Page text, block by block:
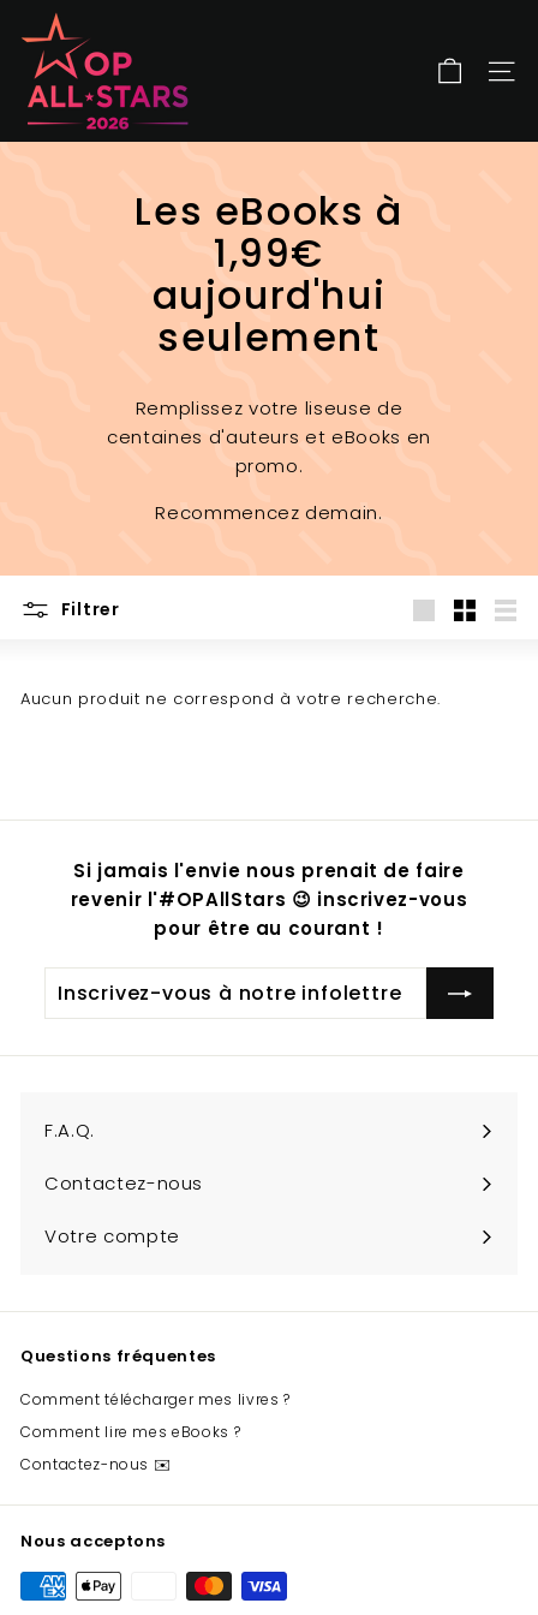
Passer
contenu
P
A
l
l
Les eBooks à
1,99€
aujourd'hui
seulement
Remplissez votre liseuse de
centaines d'auteurs et eBooks en
promo.
Recommencez demain.
Filtrer
Aucun produit ne correspond à votre recherche.
Si jamais l'envie nous prenait de faire
revenir l'#OPAllStars 😉 inscrivez-vous
pour être au courant !
Inscrivez-
vous
notre
S'inscrire
F.A.Q.
Contactez-nous
Votre compte
Questions fréquentes
Comment télécharger mes livres ?
Comment lire mes eBooks ?
Contactez-nous ✉️
Nous acceptons